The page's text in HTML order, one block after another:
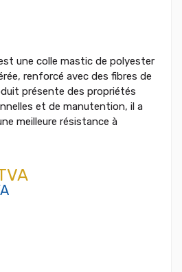
une colle mastic de polyester
renforcé avec des fibres de
présente des propriétés
et de manutention, il a
meilleure résistance à